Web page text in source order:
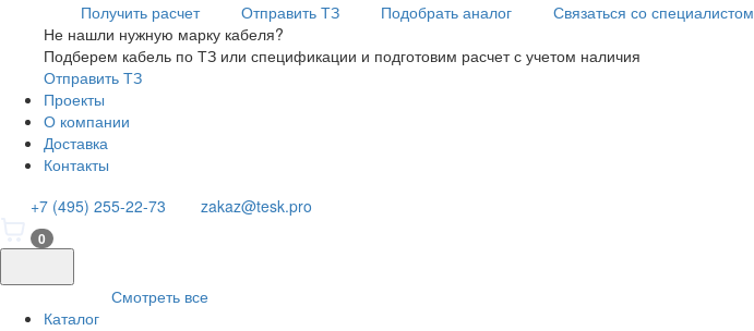
Получить расчет
Отправить ТЗ Подобрать аналог
Связаться со специалистом
Не нашли нужную марку кабеля?
Подберем кабель по ТЗ или спецификации и подготовим расчет с учетом наличия
Отправить ТЗ
Проекты
О компании
Доставка
Контакты
+7 (495) 255-22-73
zakaz@tesk.pro
0
Смотреть все
Каталог